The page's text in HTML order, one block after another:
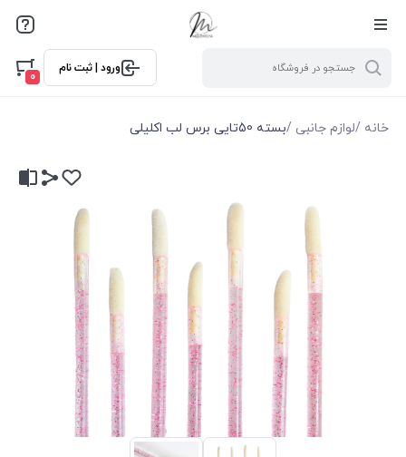
ورود | ثبت نام
0
خانه /لوازم جانبی /بسته 50تایی برس لب اکلیلی